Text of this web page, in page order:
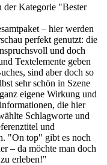
Kategorie "Bester
– hier werden
perfekt genutzt: die
und doch
Textelemente geben
sind aber doch so
sehr schön in Szene
eigene Wirkung und
die hier
Schlagworte und
und
"On top" gibt es noch
– da möchte man doch
erleben!"